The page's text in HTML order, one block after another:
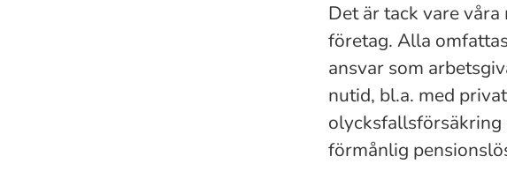
Det är tack vare
företag. Alla
ansvar som
nutid, bl.a. med
olycksfallsförsäkring
förmånlig